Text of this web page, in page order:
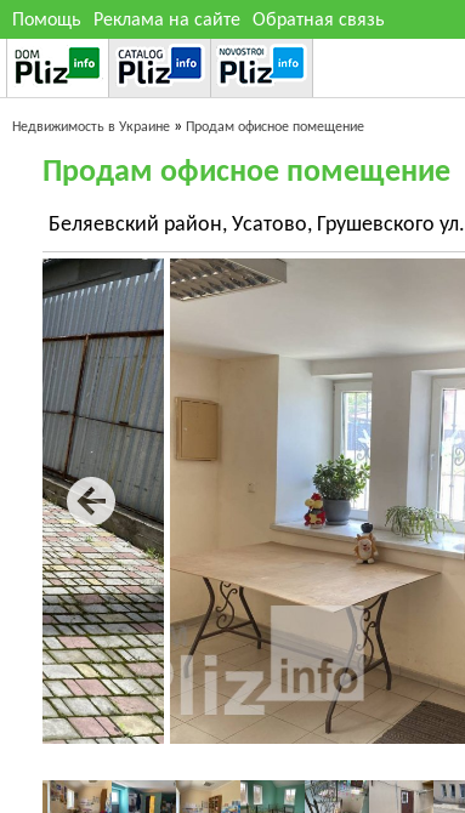
Помощь Реклама на сайте Обратная связь
Недвижимость в Украине » Продам офисное помещение
Продам офисное помещение
Беляевский район, Усатово, Грушевского ул.